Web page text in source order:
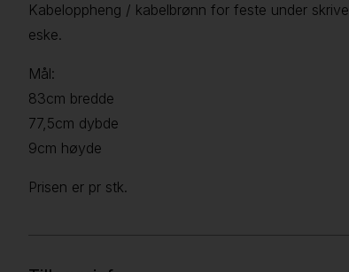
Kabeloppheng / kabelbrønn for feste under
eske.
Mål:
83cm bredde
77,5cm dybde
9cm høyde
Prisen er pr stk.